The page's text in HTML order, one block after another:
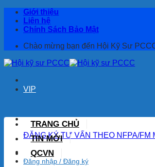
qua
Giới thiệu
Liên hệ
Chính Sách Bảo Mật
Chào mừng bạn đến Hội Kỹ Sư
VIP
ĐĂNG KÝ TƯ VẤN THEO NFPA/FM
Đăng nhập / Đăng ký
TRANG CHỦ
TIN MỚI
QCVN